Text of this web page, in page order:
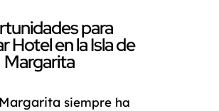
para
Hotel en la Isla de
Margarita
siempre ha